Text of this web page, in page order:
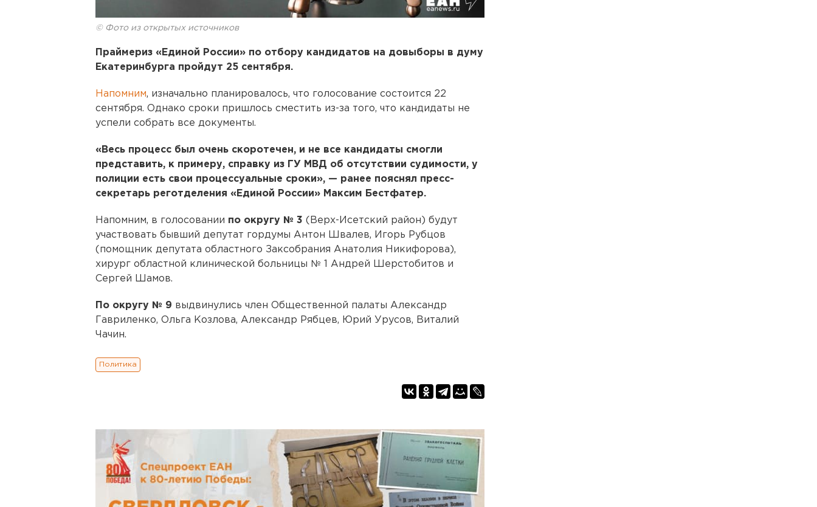
© Фото из открытых источников
Праймериз «Единой России» по отбору кандидатов на довыборы в думу
Екатеринбурга пройдут 25 сентября.
Напомним, изначально планировалось, что голосование состоится 22
сентября. Однако сроки пришлось сместить из-за того, что кандидаты не
успели собрать все документы.
«Весь процесс был очень скоротечен, и не все кандидаты смогли
представить, к примеру, справку из ГУ МВД об отсутствии судимости, у
полиции есть свои процессуальные сроки», — ранее пояснял пресс-
секретарь реготделения «Единой России» Максим Бестфатер.
Напомним, в голосовании по округу № 3 (Верх-Исетский район) будут
участвовать бывший депутат гордумы Антон Швалев, Игорь Рубцов
(помощник депутата областного Заксобрания Анатолия Никифорова),
хирург областной клинической больницы № 1 Андрей Шерстобитов и
Сергей Шамов.
По округу № 9 выдвинулись член Общественной палаты Александр
Гавриленко, Ольга Козлова, Александр Рябцев, Юрий Урусов, Виталий
Чачин.
Политика